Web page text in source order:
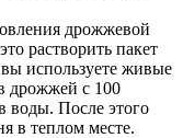
дрожжевой
растворить пакет
используете живые
дрожжей с 100
воды. После этого
в теплом месте.